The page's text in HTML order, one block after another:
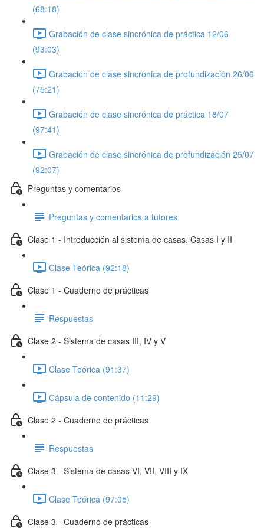
(68:18)
Grabación de clase sincrónica de práctica 12/06
(93:03)
Grabación de clase sincrónica de profundización 26/06
(75:21)
Grabación de clase sincrónica de práctica 18/07
(97:41)
Grabación de clase sincrónica de profundización 25/07
(92:07)
Preguntas y comentarios
Preguntas y comentarios a tutores
Clase 1 - Introducción al sistema de casas. Casas I y II
Clase Teórica (92:18)
Clase 1 - Cuaderno de prácticas
Respuestas
Clase 2 - Sistema de casas III, IV y V
Clase Teórica (91:37)
Cápsula de contenido (11:29)
Clase 2 - Cuaderno de prácticas
Respuestas
Clase 3 - Sistema de casas VI, VII, VIII y IX
Clase Teórica (97:05)
Clase 3 - Cuaderno de prácticas